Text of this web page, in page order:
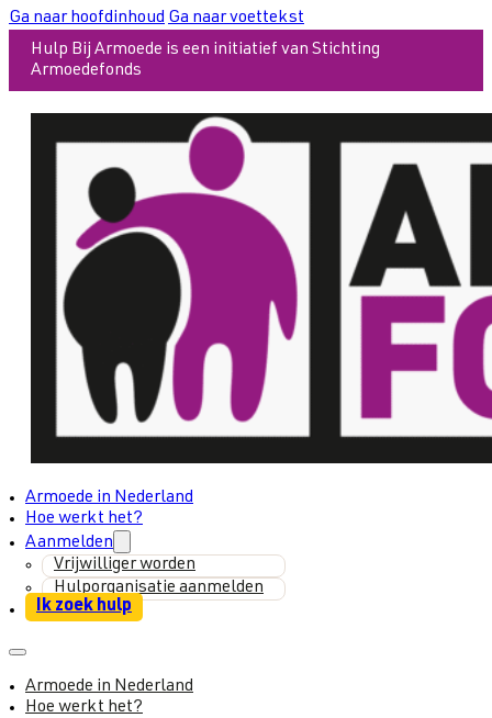
Ga naar hoofdinhoud Ga naar voettekst
Hulp Bij Armoede is een initiatief van Stichting
Armoedefonds
Armoede in Nederland
Hoe werkt het?
Aanmelden
Vrijwilliger worden
Hulporganisatie aanmelden
Ik zoek hulp
Armoede in Nederland
Hoe werkt het?